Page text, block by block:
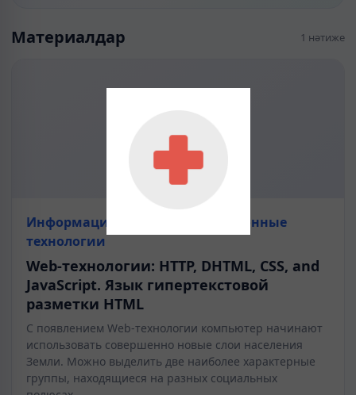
Материалдар 1 нәтиже
Информационно коммуникационные
технологии
Web-технологии: HTTP, DHTML, CSS, and
JavaScript. Язык гипертекстовой
разметки HTML
С появлением Web-технологии компьютер начинают
использовать совершенно новые слои населения
Земли. Можно выделить две наиболее характерные
группы, находящиеся на разных социальных